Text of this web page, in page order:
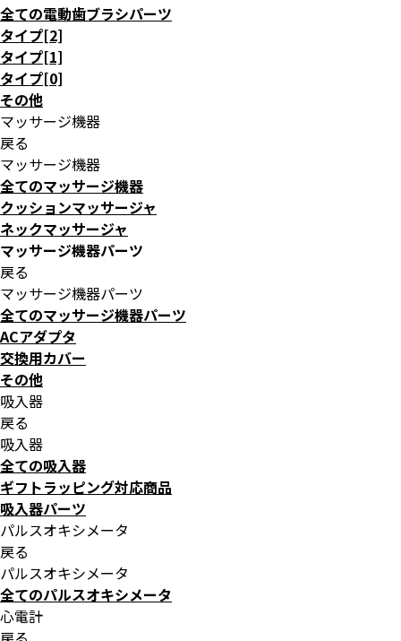
全ての電動歯ブラシパーツ
タイプ[2]
タイプ[1]
タイプ[0]
その他
マッサージ機器
戻る
マッサージ機器
全てのマッサージ機器
クッションマッサージャ
ネックマッサージャ
マッサージ機器パーツ
戻る
マッサージ機器パーツ
全てのマッサージ機器パーツ
ACアダプタ
交換用カバー
その他
吸入器
戻る
吸入器
全ての吸入器
ギフトラッピング対応商品
吸入器パーツ
パルスオキシメータ
戻る
パルスオキシメータ
全てのパルスオキシメータ
心電計